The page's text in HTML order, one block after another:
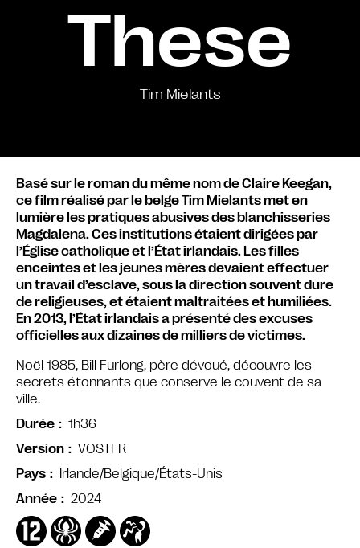
These
Tim Mielants
Basé sur le roman du même nom de Claire Keegan,
ce film réalisé par le belge Tim Mielants met en
lumière les pratiques abusives des blanchisseries
Magdalena. Ces institutions étaient dirigées par
l’Église catholique et l’État irlandais. Les filles
enceintes et les jeunes mères devaient effectuer
un travail d’esclave, sous la direction souvent dure
de religieuses, et étaient maltraitées et humiliées.
En 2013, l’État irlandais a présenté des excuses
officielles aux dizaines de milliers de victimes.
Noël 1985, Bill Furlong, père dévoué, découvre les
secrets étonnants que conserve le couvent de sa
ville.
Durée
1h36
Version
VOSTFR
Pays
Irlande/Belgique/États-Unis
Année
2024